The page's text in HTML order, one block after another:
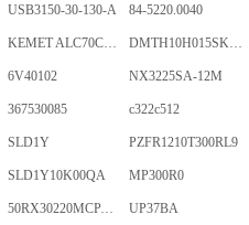
USB3150-30-130-A 84-5220.0040
KEMET ALC70C152EN450 DMTH10H015SK3Q
6V40102 NX3225SA-12M
367530085 c322c512
SLD1Y PZFR1210T300RL9
SLD1Y10K00QA MP300R0
50RX30220MCPA10X20 UP37BA